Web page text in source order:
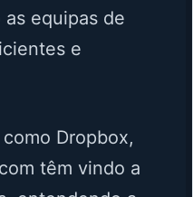
equipas de
e
Dropbox,
têm vindo a